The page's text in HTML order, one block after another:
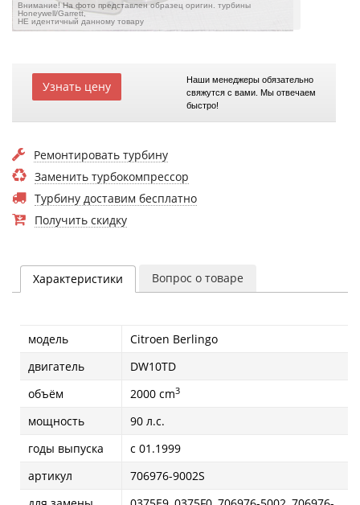
Внимание! На фото представлен образец оригин. турбины
Honeywell/Garrett,
НЕ идентичный данному товару
Узнать цену
Наши менеджеры обязательно
свяжутся с вами. Мы отвечаем
быстро!
Ремонтировать турбину
Заменить турбокомпрессор
Турбину доставим бесплатно
Получить скидку
Характеристики Вопрос о товаре
модель
Citroen Berlingo
двигатель
DW10TD
объём
2000 cm3
мощность
90 л.с.
годы выпуска
с 01.1999
артикул
706976-9002S